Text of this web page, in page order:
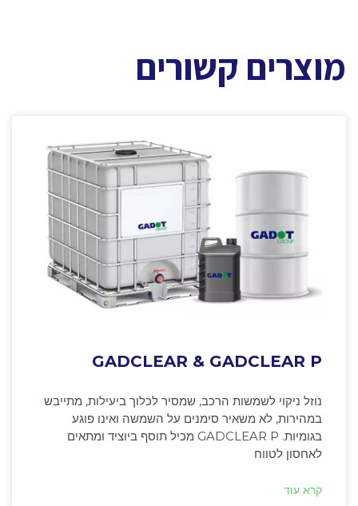
מוצרים קשורים
GADCLEAR & GADCLEAR P
נוזל ניקוי לשמשות הרכב, שמסיר לכלוך ביעילות, מתייבש
במהירות, לא משאיר סימנים על השמשה ואינו פוגע
בגומיות. GADCLEAR P מכיל תוסף ביוציד ומתאים
לאחסון לטווח
קרא עוד